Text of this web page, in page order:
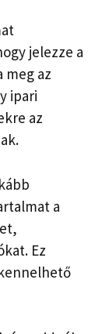
jelezze a
az
ipari
az
a
Ez